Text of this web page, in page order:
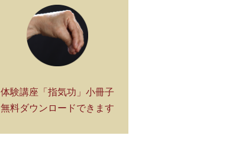
体験講座「指気功」小冊子
無料ダウンロードできます